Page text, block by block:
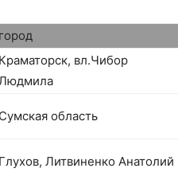
город
Краматорск, вл.Чибор
Сумская область
Глухов, Литвиненко Анатолий